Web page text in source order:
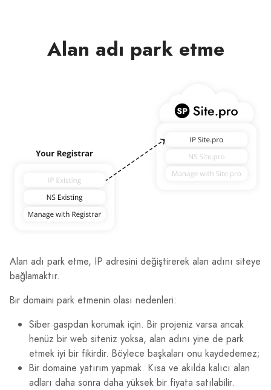
Alan adı park etme
Alan adı park etme, IP adresini değiştirerek alan adını siteye
bağlamaktır.
Bir domaini park etmenin olası nedenleri:
Siber gaspdan korumak için. Bir projeniz varsa ancak
henüz bir web siteniz yoksa, alan adını yine de park
etmek iyi bir fikirdir. Böylece başkaları onu kaydedemez;
Bir domaine yatırım yapmak. Kısa ve akılda kalıcı alan
adları daha sonra daha yüksek bir fiyata satılabilir.